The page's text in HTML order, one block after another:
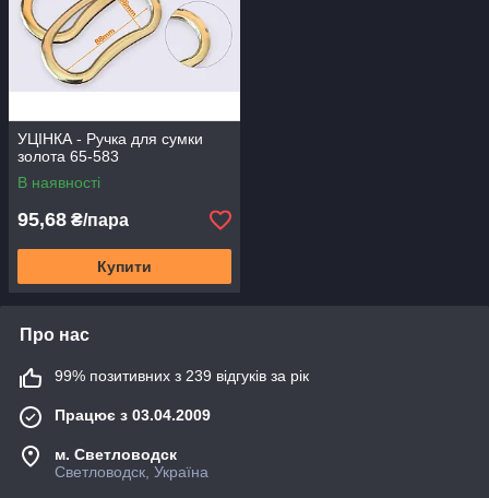
УЦІНКА - Ручка для сумки
золота 65-583
В наявності
95,68 ₴/пара
Купити
Про нас
99% позитивних з 239 відгуків за рік
Працює з 03.04.2009
м. Светловодск
Светловодск, Україна